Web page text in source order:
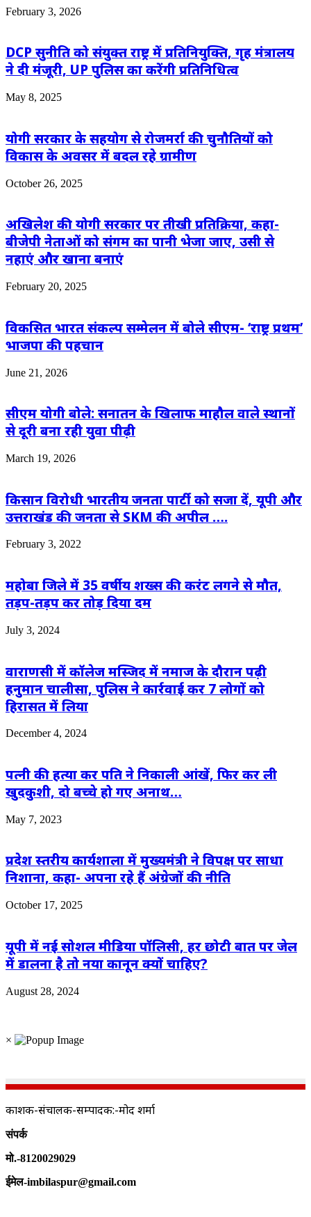
February 3, 2026
DCP सुनीति को संयुक्त राष्ट्र में प्रतिनियुक्ति, गृह मंत्रालय
ने दी मंजूरी, UP पुलिस का करेंगी प्रतिनिधित्‍व
May 8, 2025
योगी सरकार के सहयोग से रोजमर्रा की चुनौतियों को
विकास के अवसर में बदल रहे ग्रामीण
October 26, 2025
अखिलेश की योगी सरकार पर तीखी प्रतिक्रिया, कहा-
बीजेपी नेताओं को संगम का पानी भेजा जाए, उसी से
नहाएं और खाना बनाएं
February 20, 2025
विकसित भारत संकल्प सम्मेलन में बोले सीएम- ‘राष्ट्र प्रथम’
भाजपा की पहचान
June 21, 2026
सीएम योगी बोले: सनातन के खिलाफ माहौल वाले स्थानों
से दूरी बना रही युवा पीढ़ी
March 19, 2026
किसान विरोधी भारतीय जनता पार्टी को सजा दें, यूपी और
उत्तराखंड की जनता से SKM की अपील ….
February 3, 2022
महोबा जिले में 35 वर्षीय शख्स की करंट लगने से मौत,
तड़प-तड़प कर तोड़ दिया दम
July 3, 2024
वाराणसी में कॉलेज मस्जिद में नमाज के दौरान पढ़ी
हनुमान चालीसा, पुलिस ने कार्रवाई कर 7 लोगों को
हिरासत में लिया
December 4, 2024
पत्नी की हत्या कर पति ने निकाली आंखें, फिर कर ली
खुदकुशी, दो बच्चे हो गए अनाथ…
May 7, 2023
प्रदेश स्तरीय कार्यशाला में मुख्यमंत्री ने विपक्ष पर साधा
निशाना, कहा- अपना रहे हैं अंग्रेजों की नीति
October 17, 2025
यूपी में नई सोशल मीडिया पॉलिसी, हर छोटी बात पर जेल
में डालना है तो नया कानून क्‍यों चाहिए?
August 28, 2024
×
प्रकाशक-संचालक-सम्पादक:-प्रमोद शर्मा
संपर्क
मो.-8120029029
ईमेल-imbilaspur@gmail.com